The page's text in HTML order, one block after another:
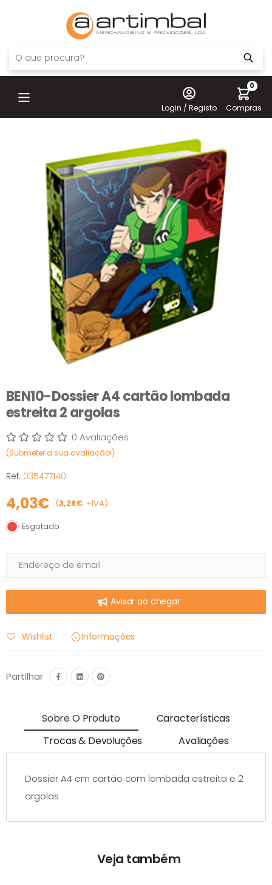
Login / Registo
0
Compras
BEN10-Dossier A4 cartão lombada
estreita 2 argolas
0 Avaliações
(Submeter a sua avaliação!)
Ref. 035477140
4,03€ (3,28€ +IVA)
Esgotado
Esgotado
Avisar ao chegar
Wishlist Informações
Partilhar
Sobre O Produto
Características
Trocas & Devoluções
Avaliações
Dossier A4 em cartão com lombada estreita e 2
argolas
Veja também